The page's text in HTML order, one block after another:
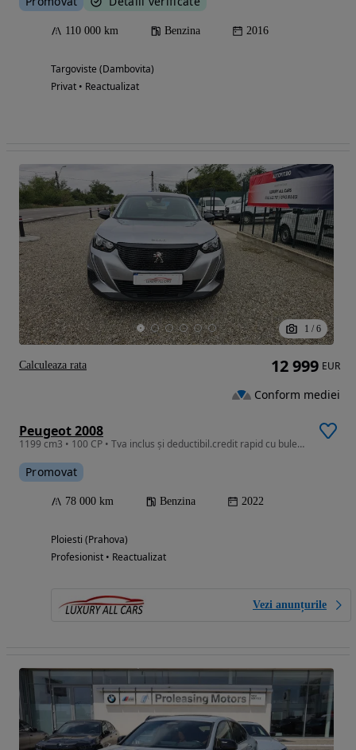
110 000 km Benzina 2016
Targoviste (Dambovita)
Privat • Reactualizat
1 / 6
Peugeot 2008
1199 cm3 • 100 CP • Tva inclus și deductibil.credit rapid cu buletinul
Promovat
78 000 km Benzina 2022
Ploiesti (Prahova)
Profesionist • Reactualizat
Vezi anunțurile
12 999 EUR
Conform mediei
Calculeaza rata